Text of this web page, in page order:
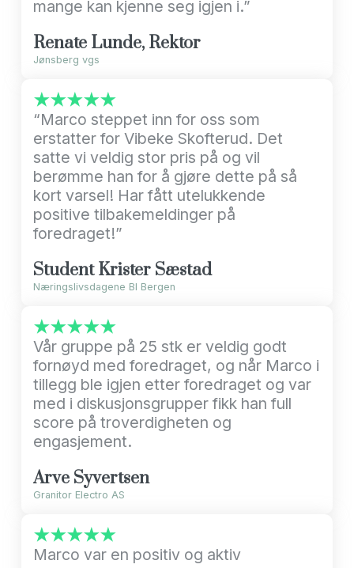
mange kan kjenne seg igjen i.”
Renate Lunde, Rektor
Jønsberg vgs
★★★★★
“Marco steppet inn for oss som
erstatter for Vibeke Skofterud. Det
satte vi veldig stor pris på og vil
berømme han for å gjøre dette på så
kort varsel! Har fått utelukkende
positive tilbakemeldinger på
foredraget!”
Student Krister Sæstad
Næringslivsdagene BI Bergen
★★★★★
Vår gruppe på 25 stk er veldig godt
fornøyd med foredraget, og når Marco i
tillegg ble igjen etter foredraget og var
med i diskusjonsgrupper fikk han full
score på troverdigheten og
engasjement.
Arve Syvertsen
Granitor Electro AS
★★★★★
Marco var en positiv og aktiv